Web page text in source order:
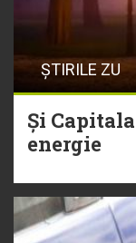
ȘTIRILE ZU
Și
energie